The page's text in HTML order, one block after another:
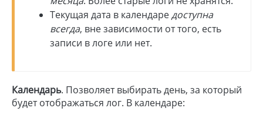
Текущая дата в календаредоступна
всегда, вне зависимости от того, есть
записи в логе или нет.
Календарь. Позволяет выбирать день, за который
будет отображаться лог. В календаре: